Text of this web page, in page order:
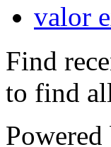
valor
Find
to find
Powered